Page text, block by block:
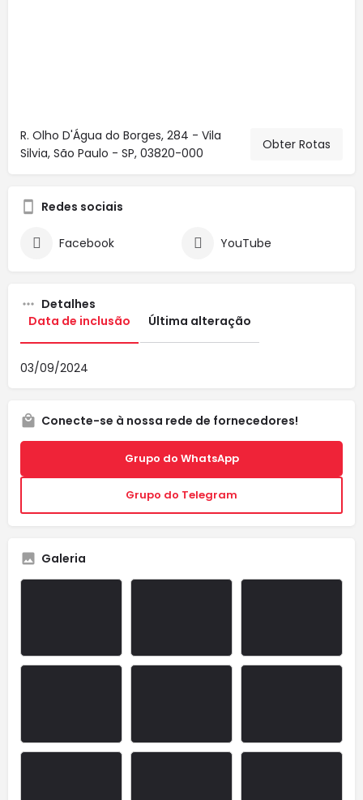
R. Olho D'Água do Borges, 284 - Vila
Silvia, São Paulo - SP, 03820-000
Obter Rotas
Redes sociais
Facebook YouTube
Detalhes
Data de inclusão
Última alteração
03/09/2024
Conecte-se à nossa rede de fornecedores!
Grupo do WhatsApp
Grupo do Telegram
Galeria